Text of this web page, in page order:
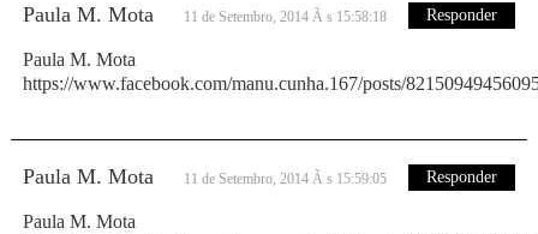
Paula M. Mota 11 de Setembro, 2014 Ã s 15:58:18 Responder
Paula M. Mota
https://www.facebook.com/manu.cunha.167/posts/
Paula M. Mota 11 de Setembro, 2014 Ã s 15:59:05 Responder
Paula M. Mota